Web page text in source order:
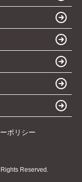
ポリシー
Reserved.